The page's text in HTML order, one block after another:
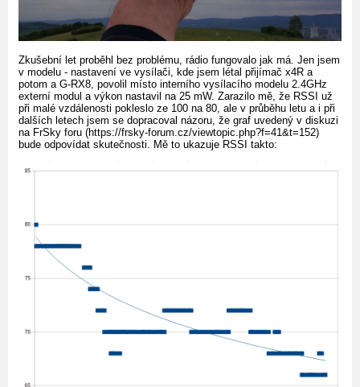
Zkušební let proběhl bez problému, rádio fungovalo jak má. Jen jsem
v modelu - nastavení ve vysílači, kde jsem létal přijímač x4R a
potom a G-RX8, povolil místo interního vysílacího modelu 2.4GHz
externí modul a výkon nastavil na 25 mW. Zarazilo mě, že RSSI už
při malé vzdálenosti pokleslo ze 100 na 80, ale v průběhu letu a i při
dalších letech jsem se dopracoval názoru, že graf uvedený v diskuzi
na FrSky foru (https://frsky-forum.cz/viewtopic.php?f=41&t=152)
bude odpovídat skutečnosti. Mě to ukazuje RSSI takto: